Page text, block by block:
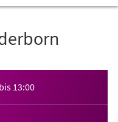
bis 13:00